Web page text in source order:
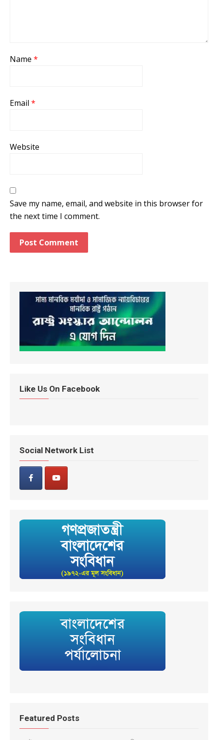
Name *
Email *
Website
Save my name, email, and website in this browser for
the next time I comment.
Like Us On Facebook
Social Network List
Featured Posts